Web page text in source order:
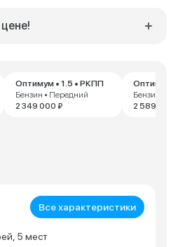
Оптимум • 1.5 • РКПП
Бензин • Передний
2 349 000 ₽
Оптимум
Бензин •
2 589 000
Все характеристики
5 мест